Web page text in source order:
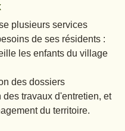
plusieurs services
de ses résidents :
les enfants du village
des dossiers
travaux d'entretien, et
du territoire.